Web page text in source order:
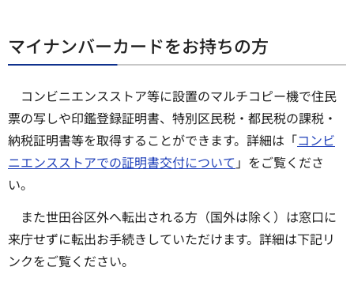
マイナンバーカードをお持ちの方
コンビニエンスストア等に設置のマルチコピー機で住民
票の写しや印鑑登録証明書、特別区民税・都民税の課税・
納税証明書等を取得することができます。詳細は「コンビ
ニエンスストアでの証明書交付について 」をご覧くださ
い。
また世田谷区外へ転出される方（国外は除く）は窓口に
来庁せずに転出お手続きしていただけます。詳細は下記リ
ンクをご覧ください。